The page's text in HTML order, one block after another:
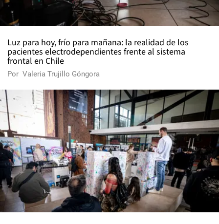
Luz para hoy, frío para mañana: la realidad de los
pacientes electrodependientes frente al sistema
frontal en Chile
Por Valeria Trujillo Góngora